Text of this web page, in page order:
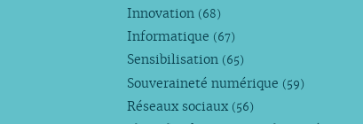
Innovation (68)
Informatique (67)
Sensibilisation (65)
Souveraineté numérique (59)
Réseaux sociaux (56)